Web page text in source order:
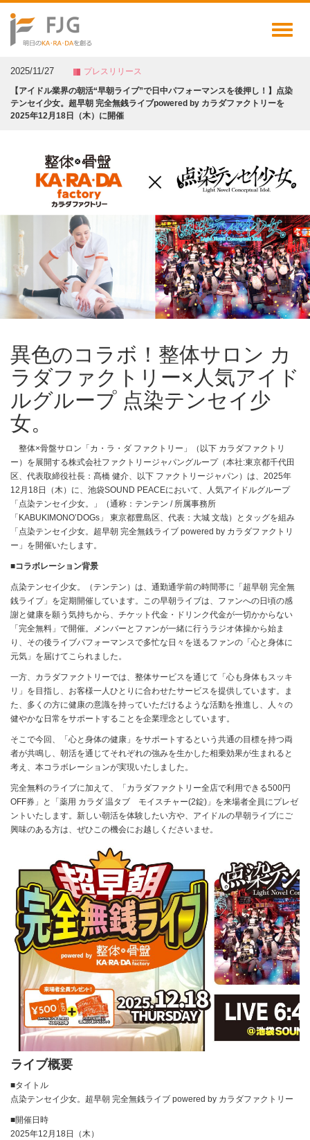
Toggle
2025/11/27
プレスリリース
【アイドル業界の朝活“早朝ライブ”で日中パフォーマンスを後押し！】点染
テンセイ少女。超早朝 完全無銭ライブpowered by カラダファクトリーを
2025年12月18日（木）に開催
異色のコラボ！整体サロン カ
ラダファクトリー×人気アイド
ルグループ 点染テンセイ少
女。
整体×骨盤サロン「カ・ラ・ダ ファクトリー」（以下 カラダファクトリ
ー）を展開する株式会社ファクトリージャパングループ（本社:東京都千代田
区、代表取締役社長：髙橋 健介、以下 ファクトリージャパン）は、2025年
12月18日（木）に、池袋SOUND PEACEにおいて、人気アイドルグループ
「点染テンセイ少女。」（通称：テンテン / 所属事務所
「KABUKIMONO’DOGs」 東京都豊島区、代表：大城 文哉）とタッグを組み
「点染テンセイ少女。超早朝 完全無銭ライブ powered by カラダファクトリ
ー」を開催いたします。
■コラボレーション背景
点染テンセイ少女。（テンテン）は、通勤通学前の時間帯に「超早朝 完全無
銭ライブ」を定期開催しています。この早朝ライブは、ファンへの日頃の感
謝と健康を願う気持ちから、チケット代金・ドリンク代金が一切かからない
「完全無料」で開催。メンバーとファンが一緒に行うラジオ体操から始ま
り、その後ライブパフォーマンスで多忙な日々を送るファンの「心と身体に
元気」を届けてこられました。
一方、カラダファクトリーでは、整体サービスを通じて「心も身体もスッキ
リ」を目指し、お客様一人ひとりに合わせたサービスを提供しています。ま
た、多くの方に健康の意識を持っていただけるような活動を推進し、人々の
健やかな日常をサポートすることを企業理念としています。
そこで今回、「心と身体の健康」をサポートするという共通の目標を持つ両
者が共鳴し、朝活を通じてそれぞれの強みを生かした相乗効果が生まれると
考え、本コラボレーションが実現いたしました。
完全無料のライブに加えて、「カラダファクトリー全店で利用できる500円
OFF券」と「薬用 カラダ 温タブ モイスチャー(2錠)」を来場者全員にプレゼ
ントいたします。新しい朝活を体験したい方や、アイドルの早朝ライブにご
興味のある方は、ぜひこの機会にお越しくださいませ。
ライブ概要
■タイトル
点染テンセイ少女。超早朝 完全無銭ライブ powered by カラダファクトリー
■開催日時
2025年12月18日（木）